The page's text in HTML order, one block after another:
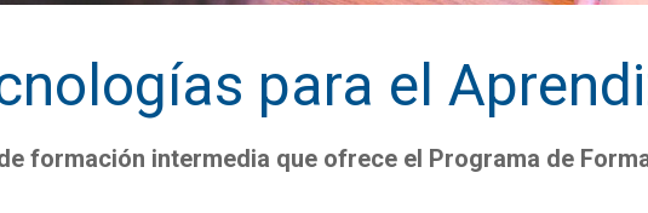
para el
formación intermedia que ofrece el Programa de